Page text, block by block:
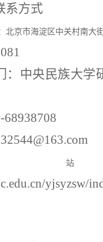
系方式
北京市海淀区中关村南大
：中央民族大学
68938708
yjsyzsw/